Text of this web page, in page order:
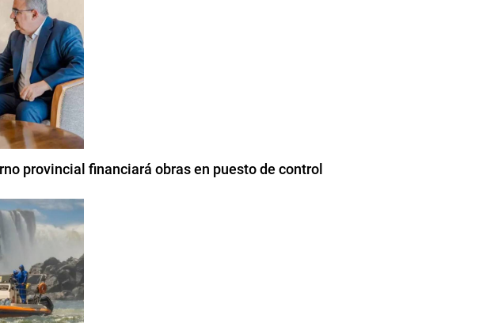
provincial financiará obras en puesto de control